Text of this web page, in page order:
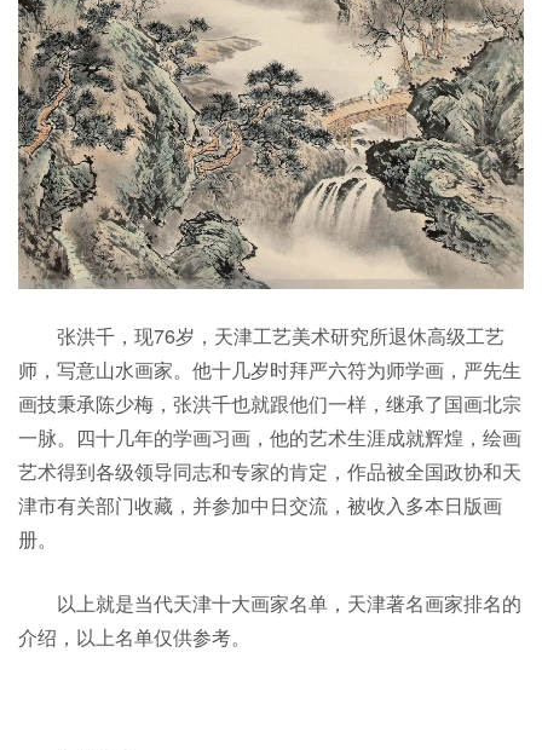
张洪千，现76岁，天津工艺美术研究所退休高级工艺
师，写意山水画家。他十几岁时拜严六符为师学画，严先生
画技秉承陈少梅，张洪千也就跟他们一样，继承了国画北宗
一脉。四十几年的学画习画，他的艺术生涯成就辉煌，绘画
艺术得到各级领导同志和专家的肯定，作品被全国政协和天
津市有关部门收藏，并参加中日交流，被收入多本日版画
册。
以上就是当代天津十大画家名单，天津著名画家排名的
介绍，以上名单仅供参考。